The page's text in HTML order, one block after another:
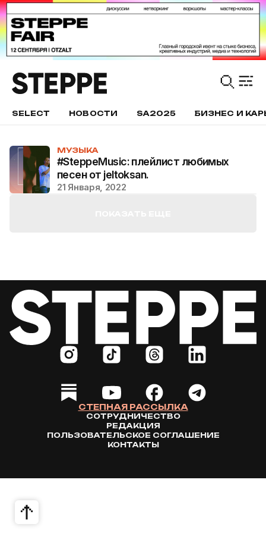
SELECT НОВОСТИ SA2025 БИЗНЕС И
МУЗЫКА
#SteppeMusic: плейлист любимых
песен от jeltoksan.
21 Января, 2022
СТЕПНАЯ РАССЫЛКА
СОТРУДНИЧЕСТВО
РЕДАКЦИЯ
ПОЛЬЗОВАТЕЛЬСКОЕ СОГЛАШЕНИЕ
КОНТАКТЫ